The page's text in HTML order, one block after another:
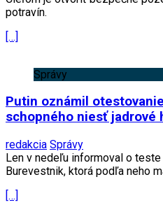
potravín.
[…]
Správy
Putin oznámil
schopného niesť jadrové
redakcia Správy
Len v nedeľu informoval o
Burevestnik, ktorá podľa neho
[…]